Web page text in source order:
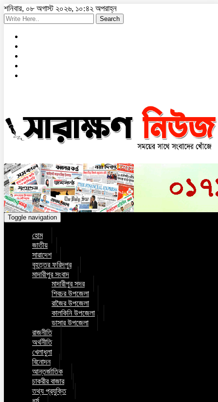
শনিবার, ০৮ অগাস্ট ২০২৬, ১০:৪২ অপরাহ্ন
Search
Toggle navigation
হোম
জাতীয়
সারাদেশ
বৃহত্তর ফরিদপুর
মাদারীপুর সংবাদ
মাদারীপুর সদর
শিবচর উপজেলা
রাজৈর উপজেলা
কালকিনি উপজেলা
ডাসার উপজেলা
রাজনীতি
অর্থনীতি
খেলাধুলা
বিনোদন
আন্তর্জাতিক
চাকরীর বাজার
তথ্য প্রযুক্তি